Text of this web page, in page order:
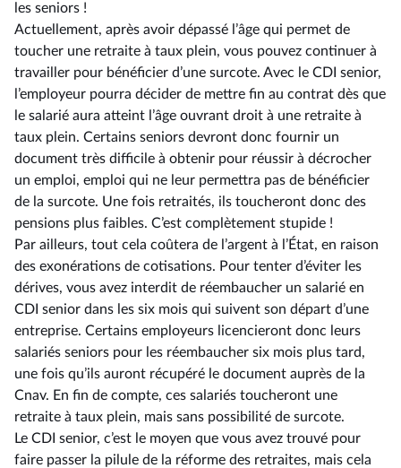
les seniors !
Actuellement, après avoir dépassé l’âge qui permet de
toucher une retraite à taux plein, vous pouvez continuer à
travailler pour bénéficier d’une surcote. Avec le CDI senior,
l’employeur pourra décider de mettre fin au contrat dès que
le salarié aura atteint l’âge ouvrant droit à une retraite à
taux plein. Certains seniors devront donc fournir un
document très difficile à obtenir pour réussir à décrocher
un emploi, emploi qui ne leur permettra pas de bénéficier
de la surcote. Une fois retraités, ils toucheront donc des
pensions plus faibles. C’est complètement stupide !
Par ailleurs, tout cela coûtera de l’argent à l’État, en raison
des exonérations de cotisations. Pour tenter d’éviter les
dérives, vous avez interdit de réembaucher un salarié en
CDI senior dans les six mois qui suivent son départ d’une
entreprise. Certains employeurs licencieront donc leurs
salariés seniors pour les réembaucher six mois plus tard,
une fois qu’ils auront récupéré le document auprès de la
Cnav. En fin de compte, ces salariés toucheront une
retraite à taux plein, mais sans possibilité de surcote.
Le CDI senior, c’est le moyen que vous avez trouvé pour
faire passer la pilule de la réforme des retraites, mais cela